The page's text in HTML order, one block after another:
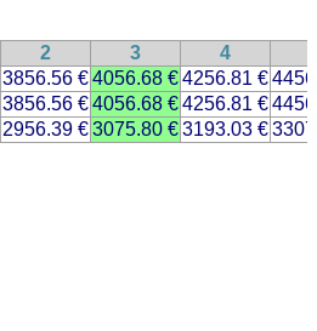
2 3 4
3856.56 €4056.68 €4256.81 €
3856.56 €4056.68 €4256.81 €
2956.39 €3075.80 €3193.03 €